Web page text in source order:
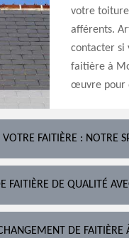
votre
afférents.
contacter si
faitière à
œuvre pour
FAITIÈRE : NOTRE
FAITIÈRE DE QUALITÉ
DE